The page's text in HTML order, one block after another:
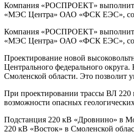
Компания «РОСПРОЕКТ» выполнит
«МЭС Центра» ОАО «ФСК ЕЭС»,
Компания «РОСПРОЕКТ» выполнит
«МЭС Центра» ОАО «ФСК ЕЭС»,
Проектирование новой
Центрального федерального
Смоленской области. Это позволит
При проектировании трассы ВЛ 220
возможности опасных
Подстанция 220 кВ «Дровнино» в
220 кВ «Восток» в Смоленской